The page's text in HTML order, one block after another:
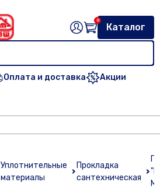
Оплата и доставка Акции
Каталог
0
Уплотнительные
материалы
Прокладка
сантехническая